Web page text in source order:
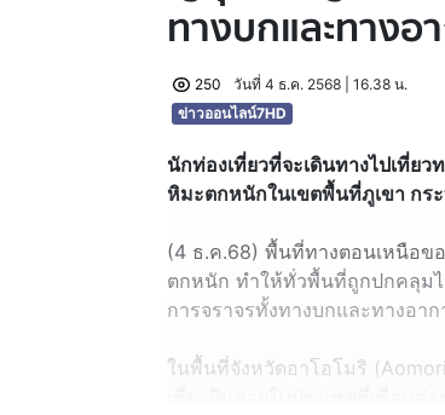
ทางบกและทางอ
250
วันที่ 4 ธ.ค. 2568 | 16.38 น.
ข่าวออนไลน์7HD
นักท่องเที่ยวที่จะเดินทางไปเที่ย
หิมะตกหนักในเขตพื้นที่ภูเขา กร
(4 ธ.ค.68) พื้นที่ทางตอนเหนือข
ตกหนัก ทำให้ทั่วพื้นที่ถูกปกคลุม
การจราจรทั้งทางบกและทางอาก
ในพื้นที่จังหวัดอาโอโมริ